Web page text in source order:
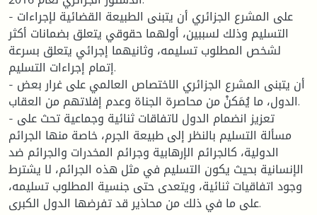
- على المشرع الجزائري أن يتبنى الطبيعة القضائية لإجراءات
التسليم وذلك لسببين، أولهما حقوقي يتعلق بضمانات أكثر
لشخص المطلوب تسليمه، وثانيهما إجرائي يتعلق بسرعة
إتمام إجراءات التسليم.
- أن يتبنى المشرع الجزائري الاختصاص العالمي على غرار بعض
الدول، ما يُمَكنْ من محاصرة الجناة وعدم إفلاتهم من العقاب.
- تعزيز انضمام الدول لاتفاقات ثنائية وجماعية تحث على
مسألة التسليم بالنظر إلى طبيعة الجرم، خاصة منها الجرائم
الدولية، كالجرائم الإرهابية وجرائم المخدرات والجرائم ضد
الإنسانية بحيث يكون التسليم في مثل هذه الجرائم، لا يشترط
وجود اتفاقيات ثنائية، ويتعدى حتى جنسية المطلوب تسليمه،
على ما في ذلك من محاذير قد تفرضها الدول الكبرى.